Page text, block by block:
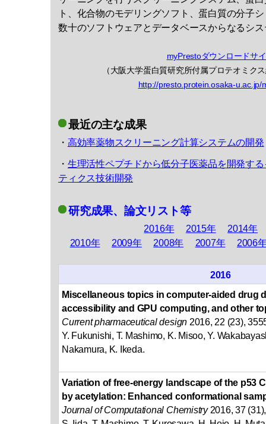
ト、化合物のモデリングソフト、蛋白質の分子
数十のソフトウェアとデータベースからなるシ
myPrestoダウンロードサ
（大阪大学蛋白質研究所付属プロテオミク
http://presto.protein.osaka-u.ac.jp/
最近の主な成果
・ 高効率薬物スクリーニング計算システムの開発
・ 生理活性ペプチドから低分子医薬品を開発す
ティクス技術開発
研究成果、論文リスト等
2016年 2015年
2014年
2010年
2009年 2008年 2007年 2006
2016
Miscellaneous topics in computer-aided drug
accessibility and GPU computing, and other
Current pharmaceutical design 2016, 22 (23),
Y. Fukunishi, T. Mashimo, K. Misoo, Y.
Nakamura, K. Ikeda.
Variation of free‐energy landscape of the p53
by acetylation: Enhanced conformational
Journal of Computational Chemistry 2016, 37